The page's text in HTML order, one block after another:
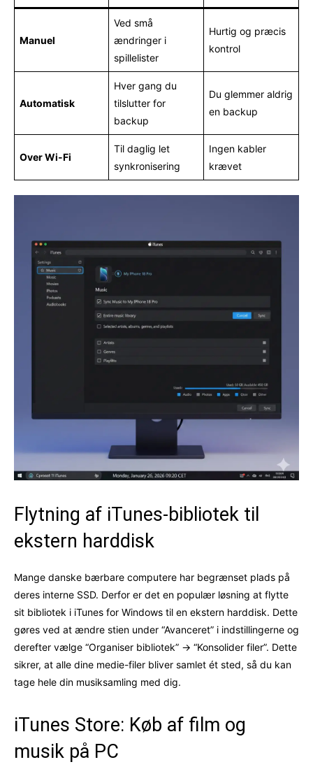
Manuel
Ved små
ændringer i
spillelister
Hurtig og præcis
kontrol
Automatisk
Hver gang du
tilslutter for
backup
Du glemmer aldrig
en backup
Over Wi-Fi
Til daglig let
synkronisering
Ingen kabler
krævet
Flytning af iTunes-bibliotek til
ekstern harddisk
Mange danske bærbare computere har begrænset plads på
deres interne SSD. Derfor er det en populær løsning at flytte
sit bibliotek i iTunes for Windows til en ekstern harddisk. Dette
gøres ved at ændre stien under “Avanceret” i indstillingerne og
derefter vælge “Organiser bibliotek” -> “Konsolider filer”. Dette
sikrer, at alle dine medie-filer bliver samlet ét sted, så du kan
tage hele din musiksamling med dig.
iTunes Store: Køb af film og
musik på PC